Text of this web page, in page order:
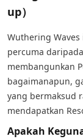
up）
Wuthering
percuma
membangunkan
bagaimanapun,
yang bermaksud
mendapatkan
Apakah